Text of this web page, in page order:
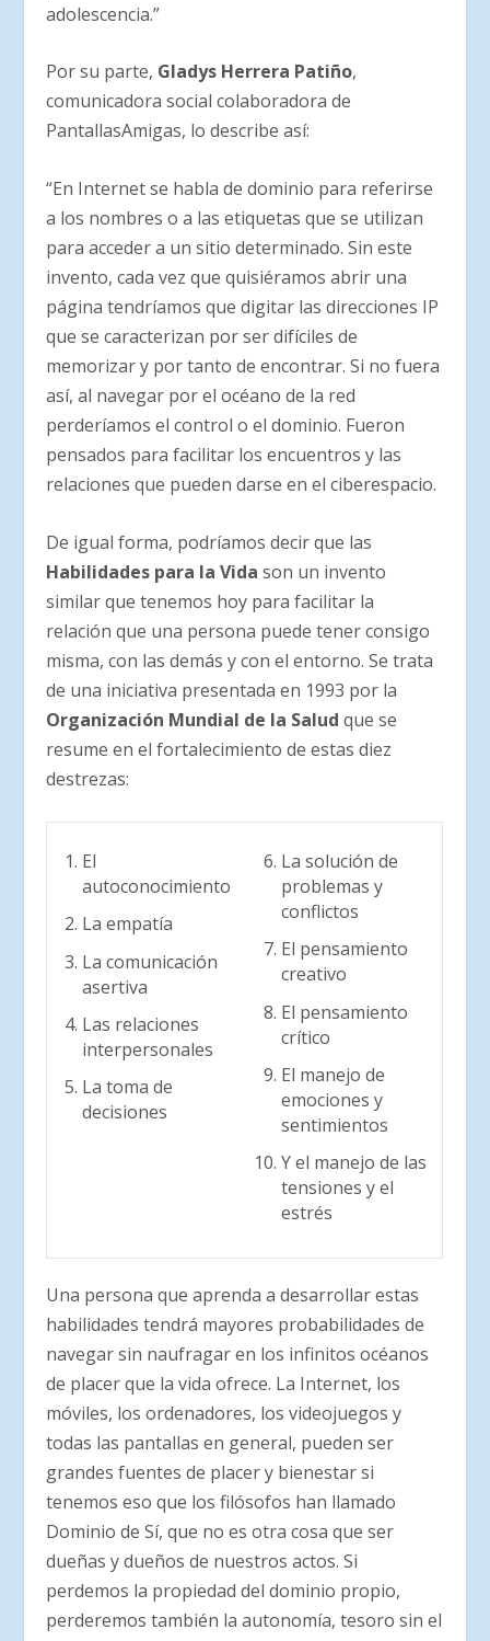
adolescencia.”
Por su parte, Gladys Herrera Patiño,
comunicadora social colaboradora de
PantallasAmigas, lo describe así:
“En Internet se habla de dominio para referirse
a los nombres o a las etiquetas que se utilizan
para acceder a un sitio determinado. Sin este
invento, cada vez que quisiéramos abrir una
página tendríamos que digitar las direcciones IP
que se caracterizan por ser difíciles de
memorizar y por tanto de encontrar. Si no fuera
así, al navegar por el océano de la red
perderíamos el control o el dominio. Fueron
pensados para facilitar los encuentros y las
relaciones que pueden darse en el ciberespacio.
De igual forma, podríamos decir que las
Habilidades para la Vida son un invento
similar que tenemos hoy para facilitar la
relación que una persona puede tener consigo
misma, con las demás y con el entorno. Se trata
de una iniciativa presentada en 1993 por la
Organización Mundial de la Salud que se
resume en el fortalecimiento de estas diez
destrezas:
El
autoconocimiento
La empatía
La comunicación
asertiva
Las relaciones
interpersonales
La toma de
decisiones
La solución de
problemas y
conflictos
El pensamiento
creativo
El pensamiento
crítico
El manejo de
emociones y
sentimientos
Y el manejo de las
tensiones y el
estrés
Una persona que aprenda a desarrollar estas
habilidades tendrá mayores probabilidades de
navegar sin naufragar en los infinitos océanos
de placer que la vida ofrece. La Internet, los
móviles, los ordenadores, los videojuegos y
todas las pantallas en general, pueden ser
grandes fuentes de placer y bienestar si
tenemos eso que los filósofos han llamado
Dominio de Sí, que no es otra cosa que ser
dueñas y dueños de nuestros actos. Si
perdemos la propiedad del dominio propio,
perderemos también la autonomía, tesoro sin el